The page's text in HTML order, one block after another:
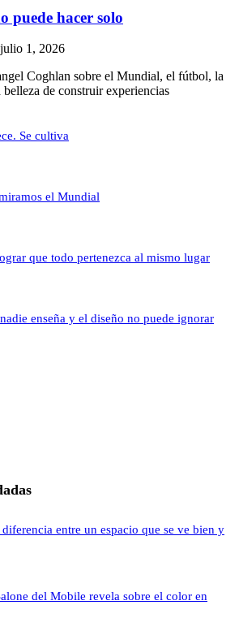
puede hacer solo
julio 1, 2026
Coghlan sobre el Mundial, el fútbol, la
de construir experiencias
Se cultiva
el Mundial
que todo pertenezca al mismo lugar
enseña y el diseño no puede ignorar
entre un espacio que se ve bien y
del Mobile revela sobre el color en